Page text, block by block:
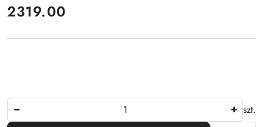
cena:
2319.00
szt.